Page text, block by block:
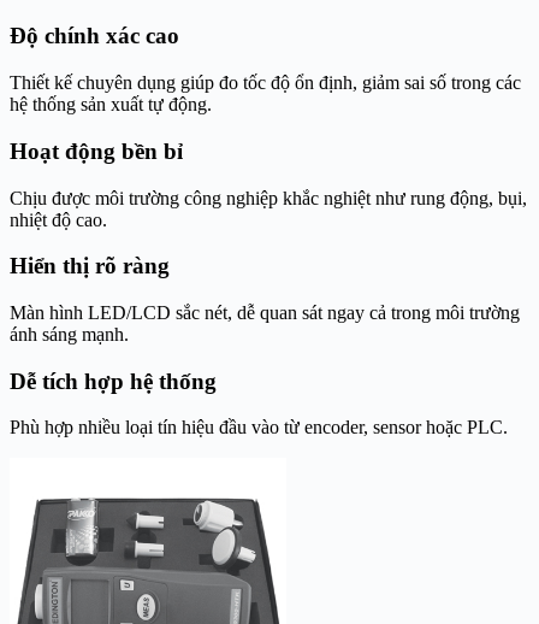
Độ chính xác cao
Thiết kế chuyên dụng giúp đo tốc độ ổn định, giảm sai số trong các
hệ thống sản xuất tự động.
Hoạt động bền bỉ
Chịu được môi trường công nghiệp khắc nghiệt như rung động, bụi,
nhiệt độ cao.
Hiển thị rõ ràng
Màn hình LED/LCD sắc nét, dễ quan sát ngay cả trong môi trường
ánh sáng mạnh.
Dễ tích hợp hệ thống
Phù hợp nhiều loại tín hiệu đầu vào từ encoder, sensor hoặc PLC.